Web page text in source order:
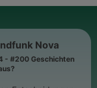
Nova
- #200 Geschichten